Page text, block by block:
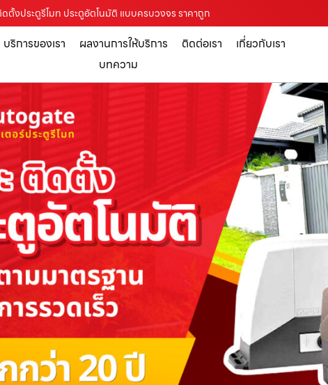
ตั้งประตูรีโมท ประตูอัตโนมัติ แบบครบวงจร ราคาถูก
บริการของเรา ผลงานการให้บริการ ติดต่อเรา
เกี่ยวกับเรา
บทความ